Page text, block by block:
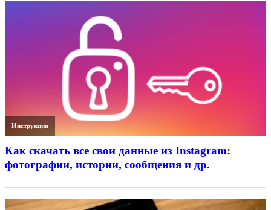
Инструкции
Как скачать все свои данные из Instagram:
фотографии, истории, сообщения и др.